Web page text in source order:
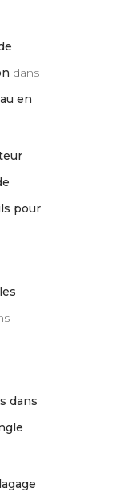
dans
en
pour
dans